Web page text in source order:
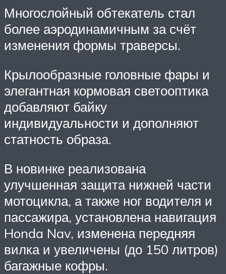
Многослойный обтекатель стал
более аэродинамичным за счёт
изменения формы траверсы.
Крылообразные головные фары и
элегантная кормовая светооптика
добавляют байку
индивидуальности и дополняют
статность образа.
В новинке реализована
улучшенная защита нижней части
мотоцикла, а также ног водителя и
пассажира, установлена навигация
Honda Nav, изменена передняя
вилка и увеличены (до 150 литров)
багажные кофры.